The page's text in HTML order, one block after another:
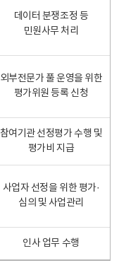
데이터 분쟁조정 등
민원사무 처리
외부전문가 풀 운영을 위한
평가위원 등록 신청
참여기관 선정평가 수행 및
평가비 지급
사업자 선정을 위한 평가·
심의 및 사업관리
인사 업무 수행